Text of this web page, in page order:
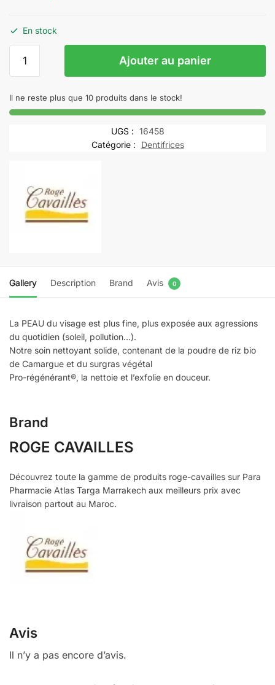
En stock
CAVAILLES
–
DOUX
Nouveau
Ajouter au panier
Il ne reste plus que 10 produits dans le stock!
UGS : 16458
Catégorie :
Dentifrices
Gallery Description Brand Avis 0
La PEAU du visage est plus fine, plus exposée aux agressions
du quotidien (soleil, pollution…).
Notre soin nettoyant solide, contenant de la poudre de riz bio
de Camargue et du surgras végétal
Pro-régénérant®, la nettoie et l’exfolie en douceur.
Brand
ROGE CAVAILLES
Découvrez toute la gamme de produits roge-cavailles sur Para
Pharmacie Atlas Targa Marrakech aux meilleurs prix avec
livraison partout au Maroc.
Avis
Il n’y a pas encore d’avis.